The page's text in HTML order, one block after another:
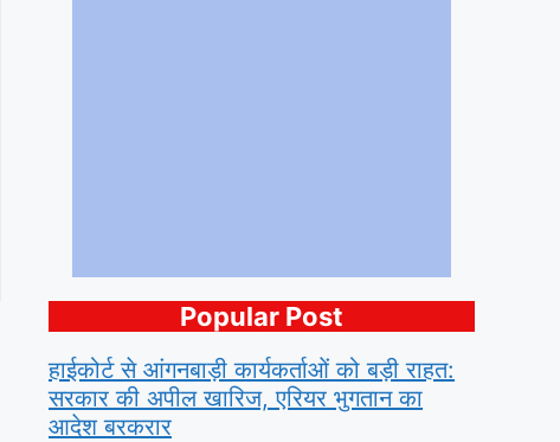
Popular Post
हाईकोर्ट से आंगनबाड़ी कार्यकर्ताओं को बड़ी राहत:
सरकार की अपील खारिज, एरियर भुगतान का
आदेश बरकरार